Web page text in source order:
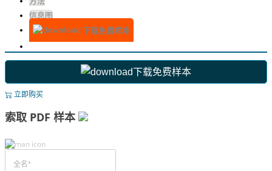
信息图
下载免费样本
下载免费样本
立即购买
索取 PDF 样本